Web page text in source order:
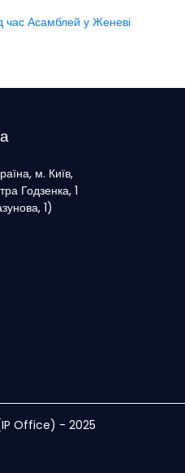
час Асамблей у Женеві
м. Київ,
Годзенка, 1
1)
Office) - 2025